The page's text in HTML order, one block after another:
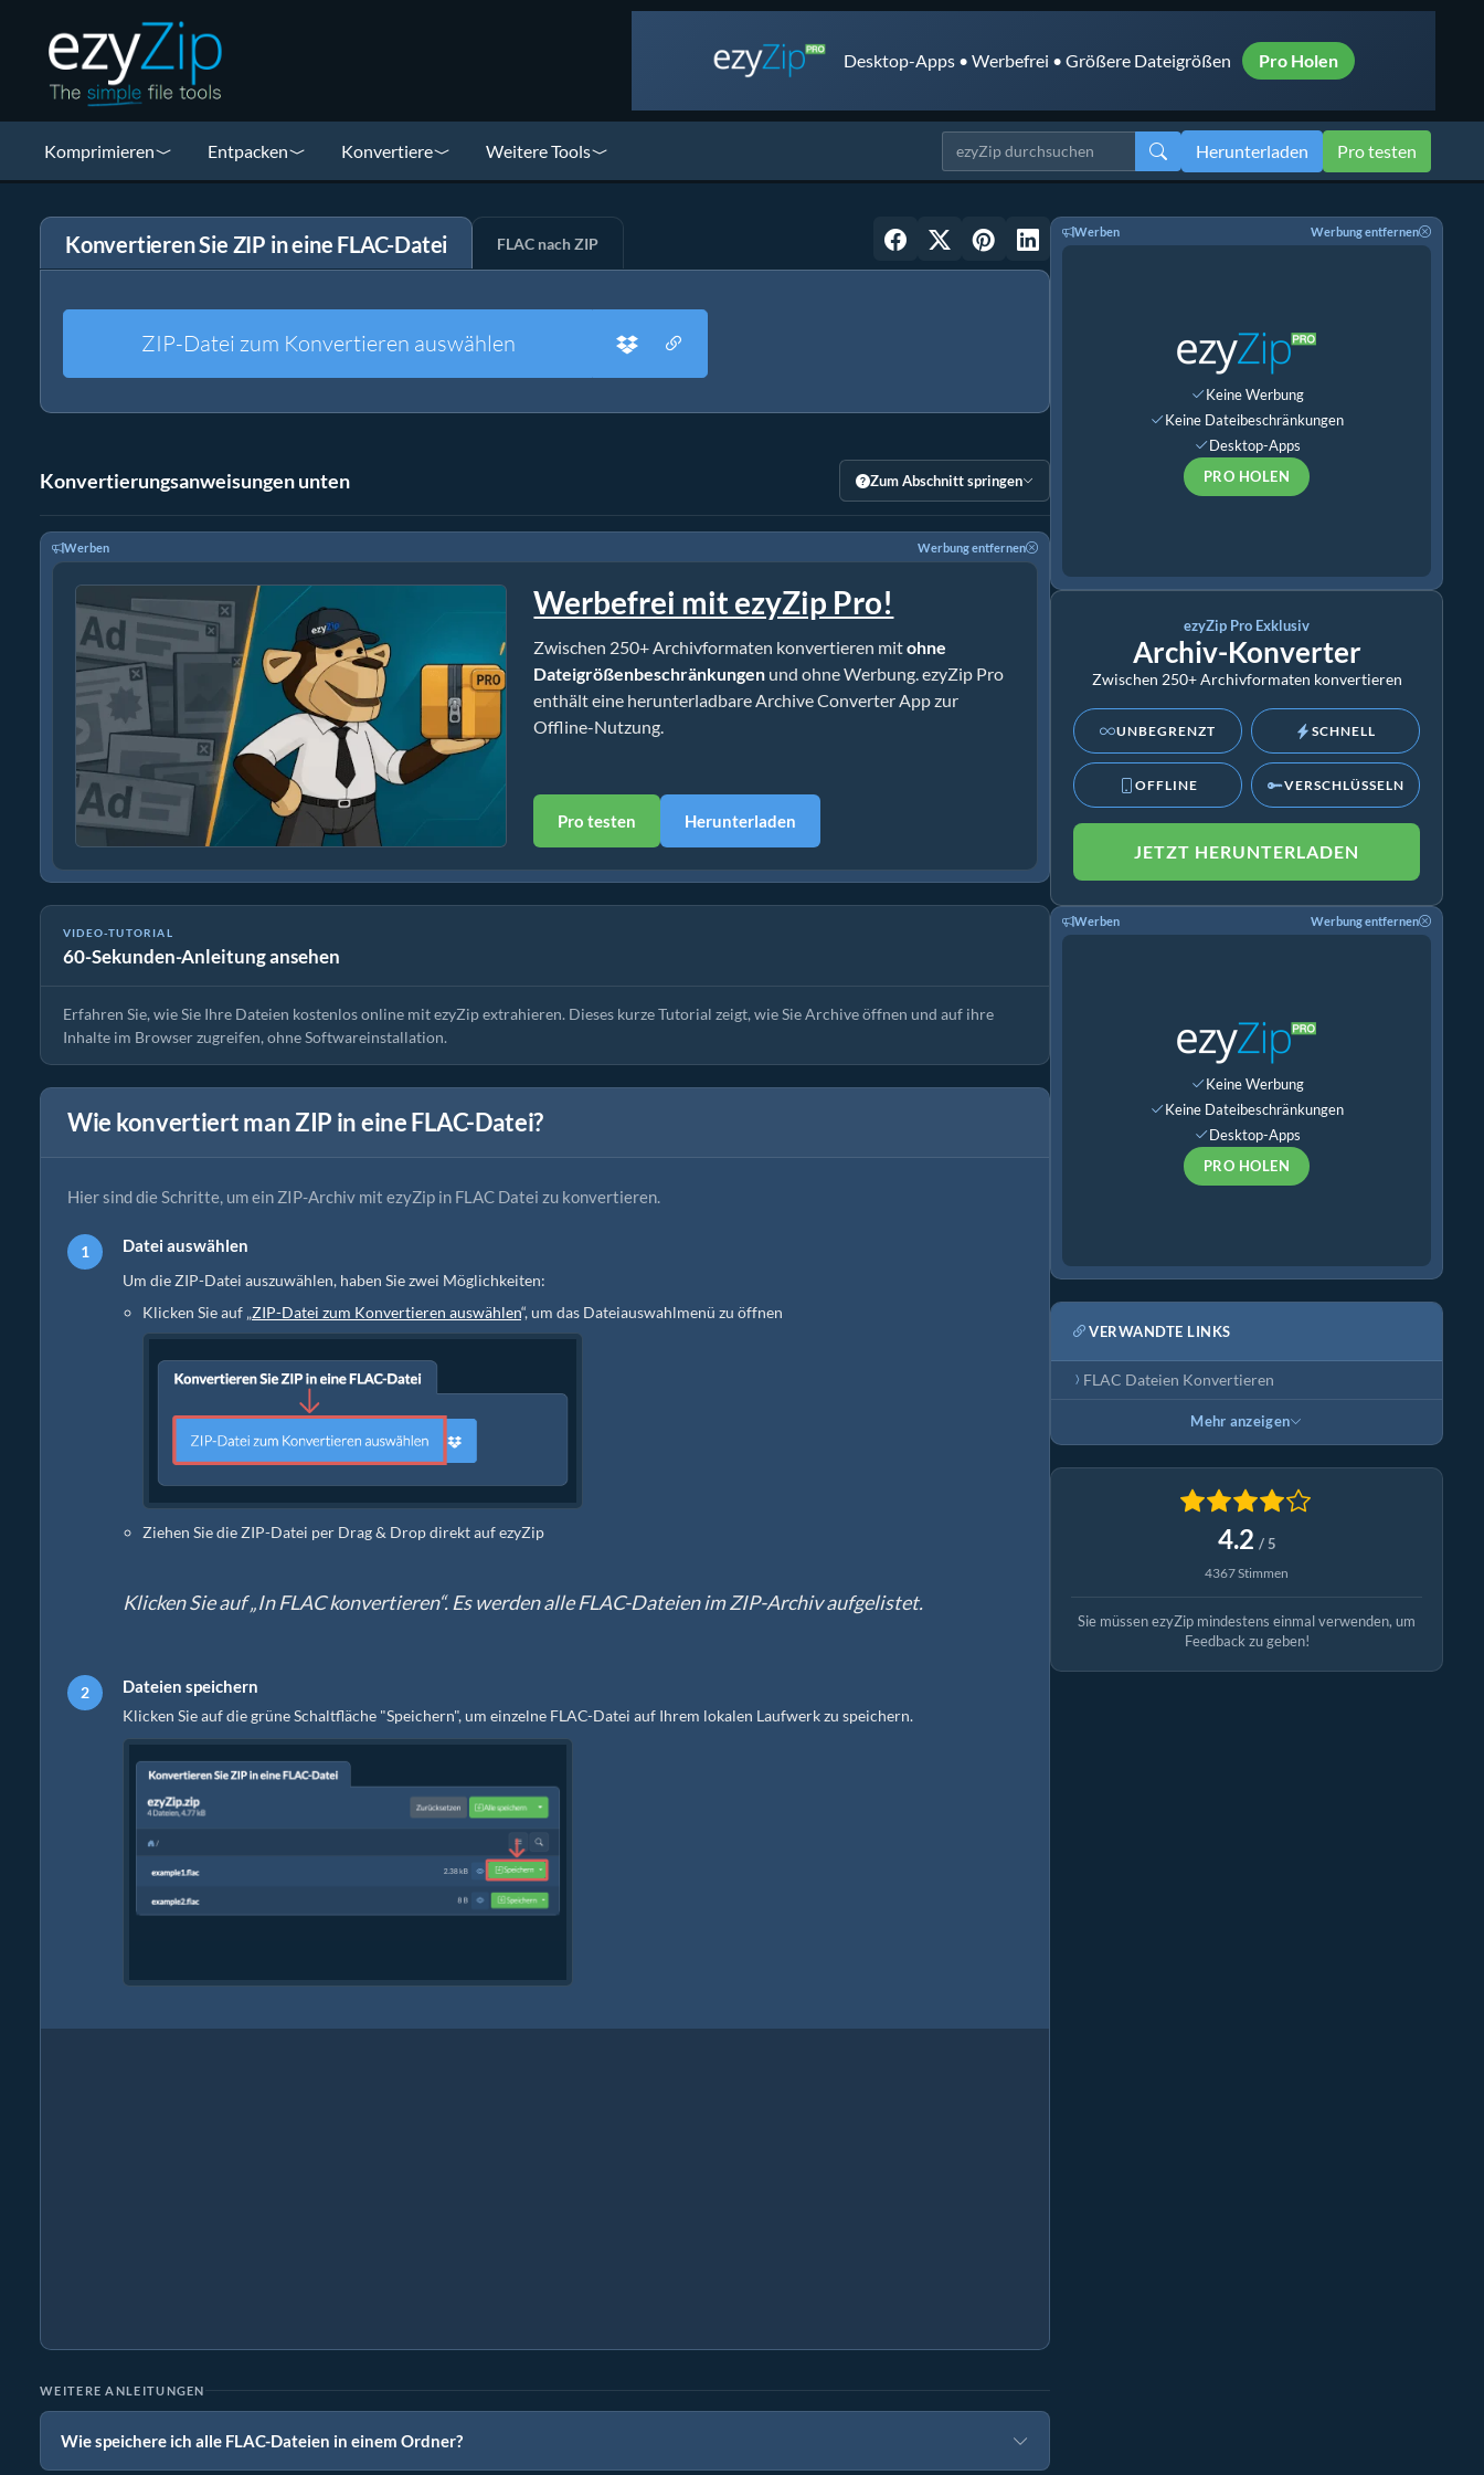
Desktop-Apps • Werbefrei • Größere Dateigrößen Pro Holen
Komprimieren Entpacken Konvertiere Weitere Tools Herunterladen Pro testen
Konvertieren Sie ZIP in eine FLAC-Datei FLAC nach ZIP
ZIP-Datei zum Konvertieren auswählen
Konvertierungsanweisungen unten Zum Abschnitt springen
Werben Werbung entfernen
Werbefrei mit ezyZip Pro!
Zwischen 250+ Archivformaten konvertieren mitohne
Dateigrößenbeschränkungen und ohne Werbung. ezyZip Pro
enthält eine herunterladbare Archive Converter App zur
Offline-Nutzung.
Pro testen Herunterladen
VIDEO-TUTORIAL
60-Sekunden-Anleitung ansehen
Wie man Dateien online mit ezyZip extrahiert (kostenlos, ohne Installation)
Erfahren Sie, wie Sie Ihre Dateien kostenlos online mit ezyZip extrahieren. Dieses kurze Tutorial zeigt, wie Sie Archive öffnen und auf ihre
Inhalte im Browser zugreifen, ohne Softwareinstallation.
Wie konvertiert man ZIP in eine FLAC-Datei?
Hier sind die Schritte, um ein ZIP-Archiv mit ezyZip in FLAC Datei zu konvertieren.
Datei auswählen
Um die ZIP-Datei auszuwählen, haben Sie zwei Möglichkeiten:
Klicken Sie auf „ZIP-Datei zum Konvertieren auswählen“, um das Dateiauswahlmenü zu öffnen
Ziehen Sie die ZIP-Datei per Drag & Drop direkt auf ezyZip
Klicken Sie auf „In FLAC konvertieren“. Es werden alle FLAC-Dateien im ZIP-Archiv aufgelistet.
Dateien speichern
Klicken Sie auf die grüne Schaltfläche "Speichern", um einzelne FLAC-Datei auf Ihrem lokalen Laufwerk zu speichern.
WEITERE ANLEITUNGEN
Wie speichere ich alle FLAC-Dateien in einem Ordner?
Werben Werbung entfernen
Keine Werbung
Keine Dateibeschränkungen
Desktop-Apps
PRO HOLEN
ezyZip Pro Exklusiv
Archiv-Konverter
Zwischen 250+ Archivformaten konvertieren
UNBEGRENZT SCHNELL
OFFLINE VERSCHLÜSSELN
JETZT HERUNTERLADEN
Werben Werbung entfernen
Keine Werbung
Keine Dateibeschränkungen
Desktop-Apps
PRO HOLEN
VERWANDTE LINKS
FLAC Dateien Konvertieren
Mehr anzeigen
4.2 / 5
4367 Stimmen
Sie müssen ezyZip mindestens einmal verwenden, um
Feedback zu geben!